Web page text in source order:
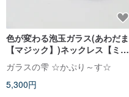
色が変わる泡玉ガラス(あわだま
【マジック】)ネックレス【ミニ
選べます】【紐の種類選べま
す】【受注制作】
ガラスの雫 ☆かぷり～す☆
5,300円